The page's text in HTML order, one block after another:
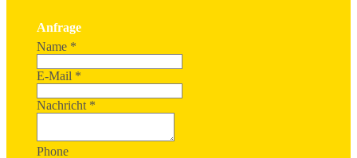
Anfrage
Name *
E-Mail *
Nachricht *
Phone